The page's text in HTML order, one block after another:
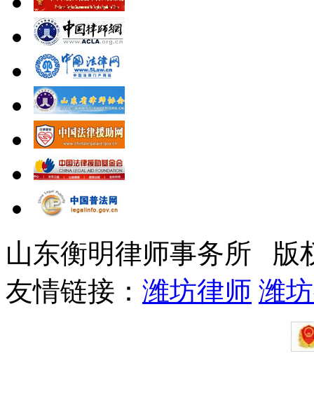
山东衡明律师事务所 版
友情链接： 潍坊律师 潍